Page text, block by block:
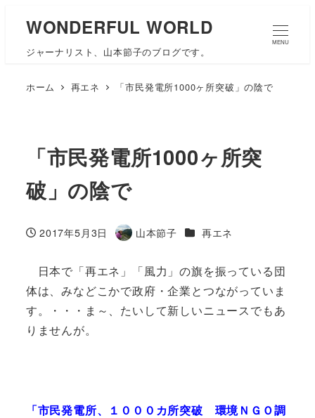
WONDERFUL WORLD
ジャーナリスト、山本節子のブログです。
MENU
ホーム 再エネ 「市民発電所1000ヶ所突破」の陰で
「市民発電所1000ヶ所突
破」の陰で
投稿日
2017年5月3日
著
山本節子 カテゴリー
再エネ
日本で「再エネ」「風力」の旗を振っている団
体は、みなどこかで政府・企業とつながっていま
す。・・・ま～、たいして新しいニュースでもあ
りませんが。
「市民発電所、１０００カ所突破 環境ＮＧＯ調